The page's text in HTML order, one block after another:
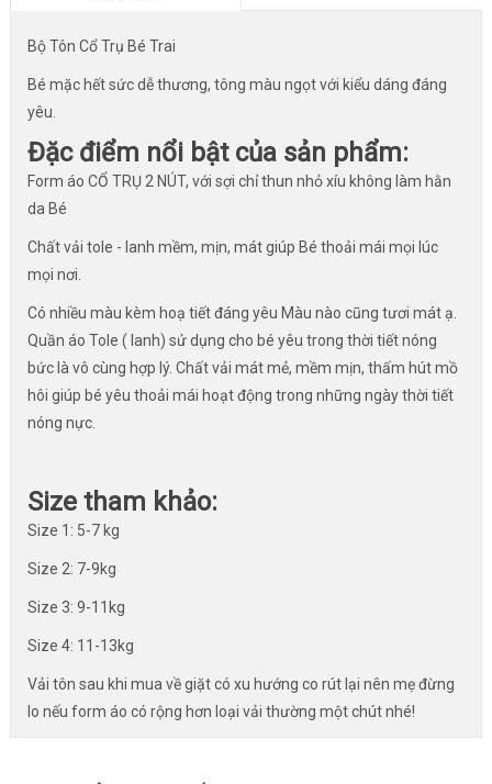
Bộ Tôn Cổ Trụ Bé Trai
Bé mặc hết sức dễ thương, tông màu ngọt với kiểu dáng đáng
yêu.
Đặc điểm nổi bật của sản phẩm:
Form áo CỔ TRỤ 2 NÚT, với sợi chỉ thun nhỏ xíu không làm hằn
da Bé
Chất vải tole - lanh mềm, mịn, mát giúp Bé thoải mái mọi lúc
mọi nơi.
Có nhiều màu kèm hoạ tiết đáng yêu Màu nào cũng tươi mát ạ.
Quần áo Tole ( lanh) sử dụng cho bé yêu trong thời tiết nóng
bức là vô cùng hợp lý. Chất vải mát mẻ, mềm mịn, thấm hút mồ
hôi giúp bé yêu thoải mái hoạt động trong những ngày thời tiết
nóng nực.
Size tham khảo:
Size 1: 5-7 kg
Size 2: 7-9kg
Size 3: 9-11kg
Size 4: 11-13kg
Vải tôn sau khi mua về giặt có xu hướng co rút lại nên mẹ đừng
lo nếu form áo có rộng hơn loại vải thường một chút nhé!